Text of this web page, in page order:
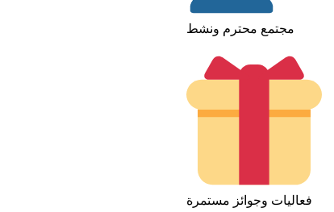
مجتمع محترم ونشط
فعاليات وجوائز مستمرة